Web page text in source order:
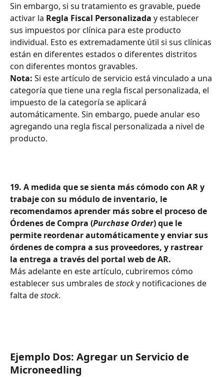
Sin embargo, si su tratamiento es gravable, puede
activar la Regla Fiscal Personalizada y establecer
sus impuestos por clínica para este producto
individual. Esto es extremadamente útil si sus clínicas
están en diferentes estados o diferentes distritos
con diferentes montos gravables.
Nota: Si este artículo de servicio está vinculado a una
categoría que tiene una regla fiscal personalizada, el
impuesto de la categoría se aplicará
automáticamente. Sin embargo, puede anular eso
agregando una regla fiscal personalizada a nivel de
producto.
19. A medida que se sienta más cómodo con AR y
trabaje con su módulo de inventario, le
recomendamos aprender más sobre el proceso de
Órdenes de Compra (Purchase Order) que le
permite reordenar automáticamente y enviar sus
órdenes de compra a sus proveedores, y rastrear
la entrega a través del portal web de AR.
Más adelante en este artículo, cubriremos cómo
establecer sus umbrales de stock y notificaciones de
falta de stock.
Ejemplo Dos: Agregar un Servicio de
Microneedling